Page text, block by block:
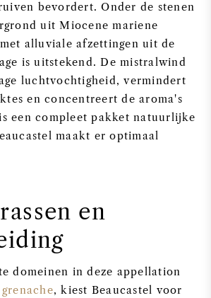
bevordert. Onder de stenen
uit Miocene mariene
alluviale afzettingen uit de
is uitstekend. De mistralwind
luchtvochtigheid, vermindert
en concentreert de aroma's
een compleet pakket natuurlijke
maakt er optimaal
en
domeinen in deze appellation
grenache, kiest Beaucastel voor